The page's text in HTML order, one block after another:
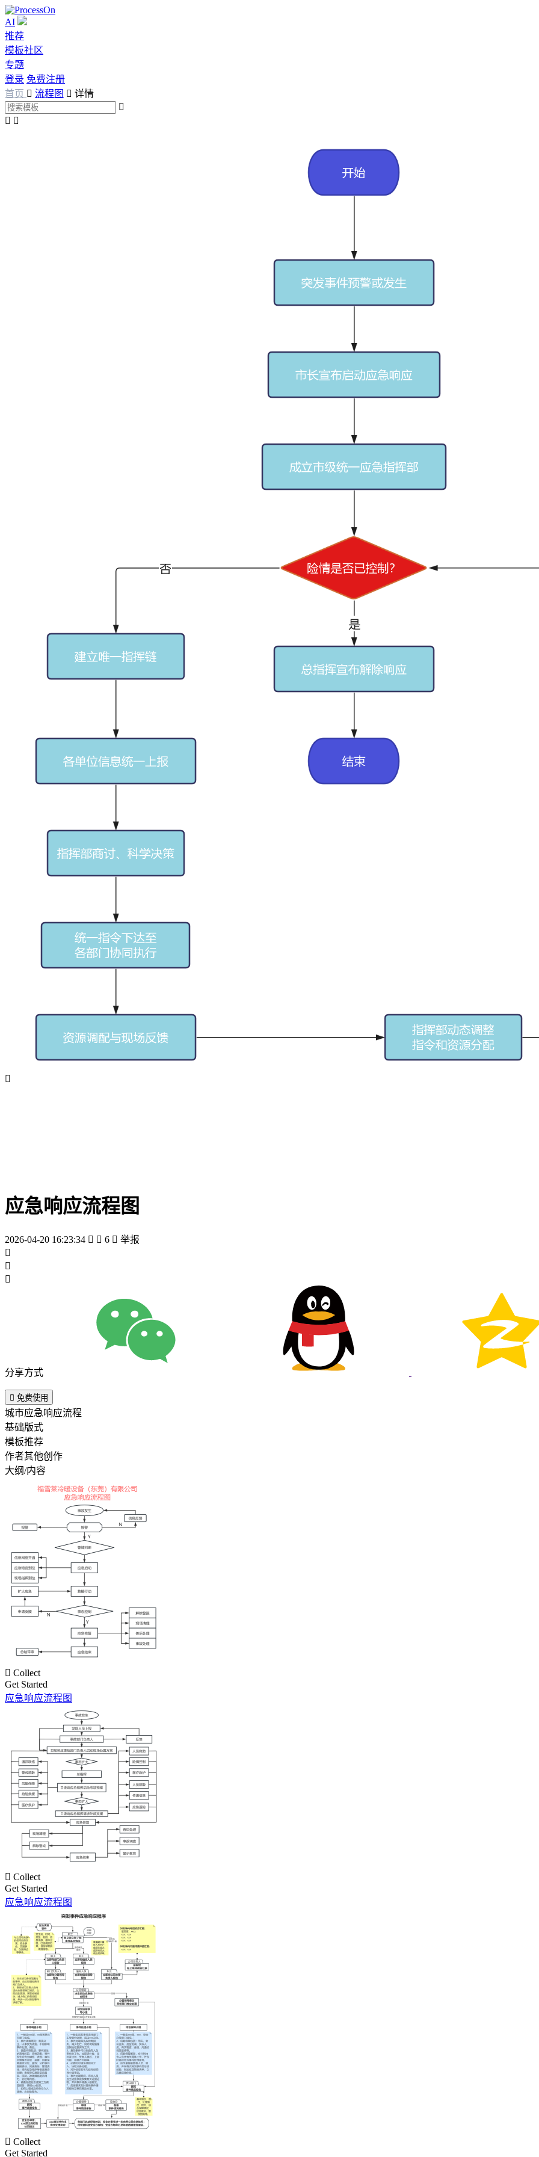
AI
推荐
模板社区
专题
登录 免费注册
首页  流程图  详情

 

应急响应流程图
2026-04-20 16:23:34   6  举报



分享方式
 免费使用
城市应急响应流程
基础版式
模板推荐
作者其他创作
大纲/内容
 Collect
Get Started
应急响应流程图
 Collect
Get Started
应急响应流程图
 Collect
Get Started